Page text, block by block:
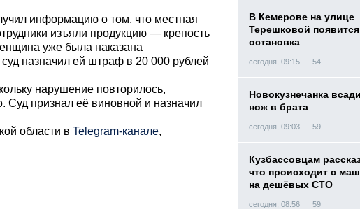
информацию о том, что местная
изъяли продукцию — крепость
уже была наказана
назначил ей штраф в 20 000 рублей
нарушение повторилось,
Суд признал её виновной и назначил
области в Telegram-канале,
В Кемерове на улице
Терешковой
остановка
сегодня, 09:15 54
Новокузнечанка
нож в брата
сегодня, 09:03 59
Кузбассовцам
что происходит с
на дешёвых СТО
сегодня, 08:56 59